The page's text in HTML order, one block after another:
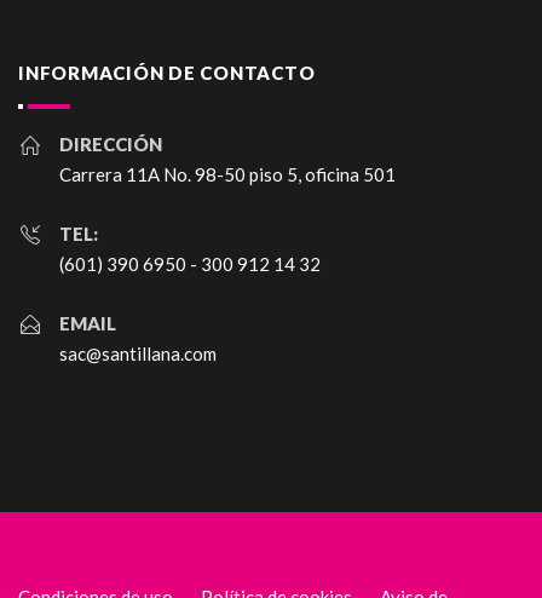
INFORMACIÓN DE CONTACTO
DIRECCIÓN
Carrera 11A No. 98-50 piso 5, oficina 501
TEL:
(601) 390 6950 - 300 912 14 32
EMAIL
sac@santillana.com